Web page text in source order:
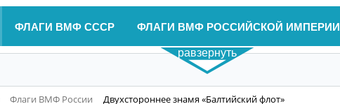
ФЛАГИ ВМФ СССР ФЛАГИ ВМФ РОССИЙСКОЙ ИМПЕРИИ
равзернуть
Флаги ВМФ России Двухстороннее знамя «Балтийский флот»